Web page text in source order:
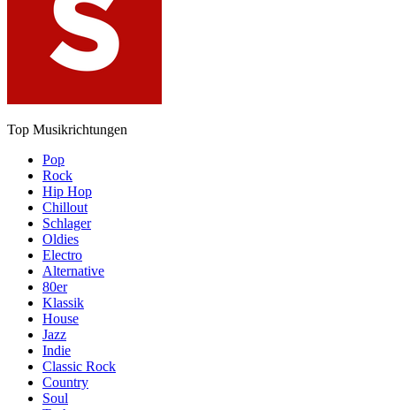
Top Musikrichtungen
Pop
Rock
Hip Hop
Chillout
Schlager
Oldies
Electro
Alternative
80er
Klassik
House
Jazz
Indie
Classic Rock
Country
Soul